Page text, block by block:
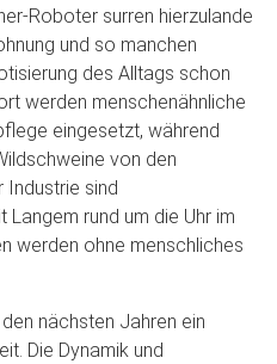
Roboter surren hierzulande
und so manchen
des Alltags schon
werden menschenähnliche
eingesetzt, während
von den
Industrie sind
rund um die Uhr im
werden ohne menschliches
nächsten Jahren ein
Die Dynamik und